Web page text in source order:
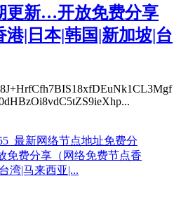
更新…开放免费分享
港|日本|韩国|新加坡|台